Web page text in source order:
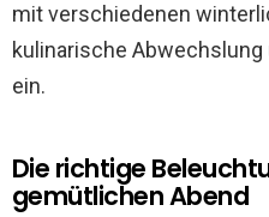
mit verschiedenen
kulinarische
ein.
Die richtige
gemütlichen Abend